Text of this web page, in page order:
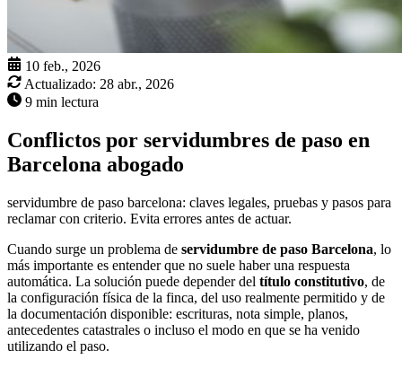
10 feb., 2026
Actualizado: 28 abr., 2026
9 min lectura
Conflictos por servidumbres de paso en
Barcelona abogado
servidumbre de paso barcelona: claves legales, pruebas y pasos para
reclamar con criterio. Evita errores antes de actuar.
Cuando surge un problema de servidumbre de paso Barcelona, lo
más importante es entender que no suele haber una respuesta
automática. La solución puede depender del título constitutivo, de
la configuración física de la finca, del uso realmente permitido y de
la documentación disponible: escrituras, nota simple, planos,
antecedentes catastrales o incluso el modo en que se ha venido
utilizando el paso.